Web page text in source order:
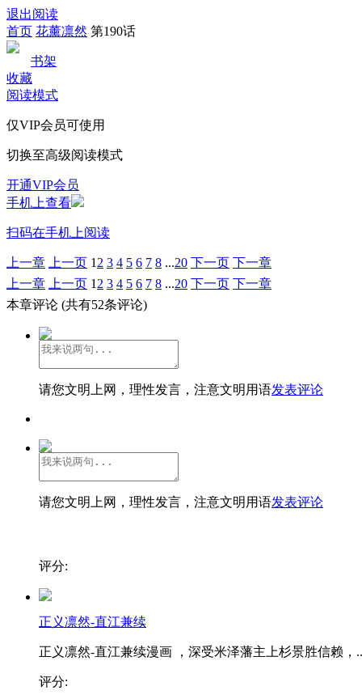
退出阅读
首页 花薰凛然 第190话
书架
收藏
阅读模式
仅VIP会员可使用
切换至高级阅读模式
开通VIP会员
手机上查看
扫码在手机上阅读
上一章 上一页 1 2 3 4 5 6 7 8 ...20 下一页 下一章
上一章
上一页 1 2 3 4 5 6 7 8 ...20 下一页 下一章
本章评论 (共有52条评论)
请您文明上网，理性发言，注意文明用语发表评论
请您文明上网，理性发言，注意文明用语发表评论
评分:
正义凛然-直江兼续
正义凛然-直江兼续漫画 ，深受米泽藩主上杉景胜信赖，
评分: